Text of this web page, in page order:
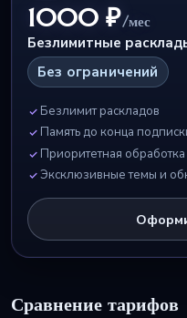
1000 ₽/мес
Безлимитные
Без ограничений
Безлимит раскладов
Память до конца
Приоритетная обработка
Эксклюзивные темы и
Сравнение тарифов